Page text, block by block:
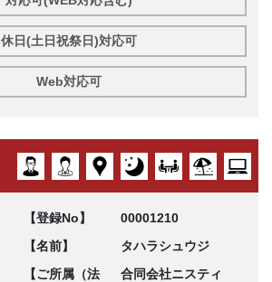
休日(土日祝祭日)対応可
Web対応可
【登録No】
00001210
【名前】
タハラシュウジ
【ご所属（法
合同会社ニスティ